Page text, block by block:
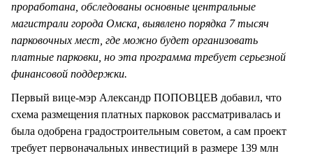
проработана, обследованы основные центральные
магистрали города Омска, выявлено порядка 7 тысяч
парковочных мест, где можно будет организовать
платные парковки, но эта программа требует серьезной
финансовой поддержки.
Первый вице-мэр Александр ПОПОВЦЕВ добавил, что
схема размещения платных парковок рассматривалась и
была одобрена градостроительным советом, а сам проект
требует первоначальных инвестиций в размере 139 млн